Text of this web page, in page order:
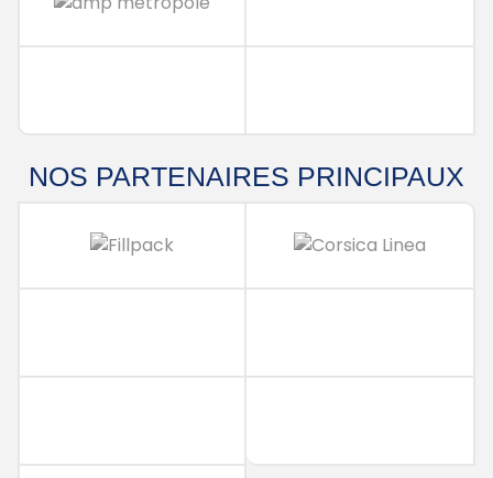
NOS PARTENAIRES PRINCIPAUX